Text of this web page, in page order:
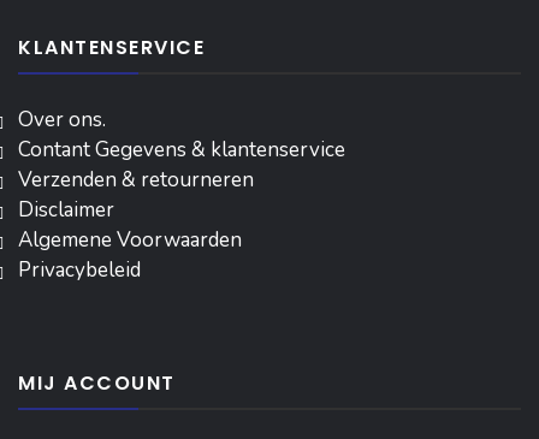
KLANTENSERVICE
Over ons.
Contant Gegevens & klantenservice
Verzenden & retourneren
Disclaimer
Algemene Voorwaarden
Privacybeleid
MIJ ACCOUNT